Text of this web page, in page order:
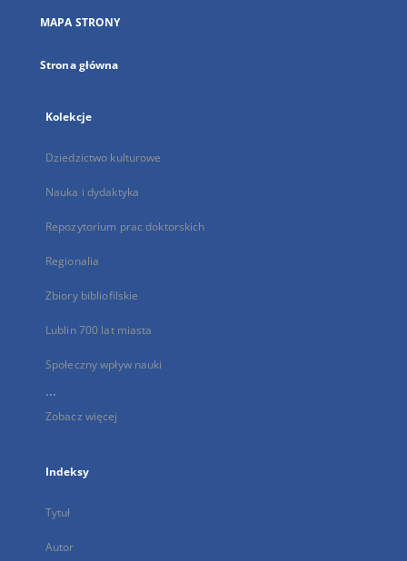
karcie
MAPA STRONY
Strona główna
Kolekcje
Dziedzictwo kulturowe
Nauka i dydaktyka
Repozytorium prac doktorskich
Regionalia
Zbiory bibliofilskie
Lublin 700 lat miasta
Społeczny wpływ nauki
...
Zobacz więcej
Indeksy
Tytuł
Autor